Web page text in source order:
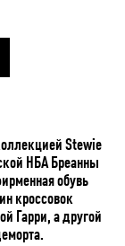
Stewie
НБА Бреанны
обувь
кроссовок
Гарри, а другой